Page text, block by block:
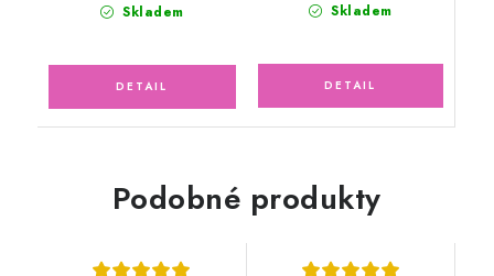
Skladem Skladem
Podobné produkty